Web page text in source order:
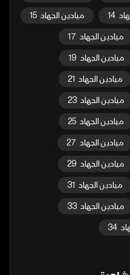
14 ميادين الجهاد 15
ميادين الجهاد 17
ميادين الجهاد 19
ميادين الجهاد 21
ميادين الجهاد 23
ميادين الجهاد 25
ميادين الجهاد 27
ميادين الجهاد 29
ميادين الجهاد 31
ميادين الجهاد 33
34